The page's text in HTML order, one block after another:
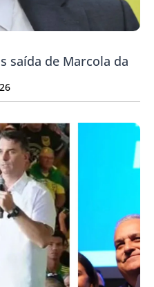
saída de Marcola da